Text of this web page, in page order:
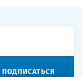
ПОДПИСАТЬСЯ